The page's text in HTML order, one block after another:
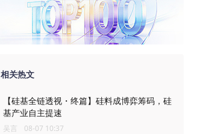
相关热文
【硅基全链透视・终篇】硅料成博弈筹码，硅
基产业自主提速
吴言 08-07 10:37